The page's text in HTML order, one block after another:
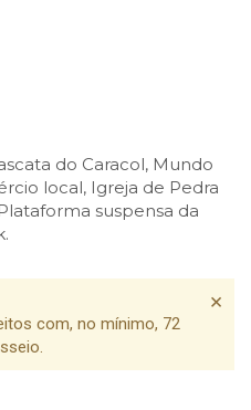
do Caracol, Mundo
local, Igreja de Pedra
suspensa da
com, no mínimo, 72
×